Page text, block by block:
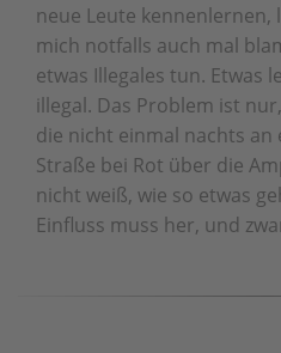
neue Leute
mich notfalls auch mal
etwas Illegales tun. Etwas
illegal. Das Problem ist
die nicht einmal nachts an
Straße bei Rot über die
nicht weiß, wie so etwas
Einfluss muss her, und